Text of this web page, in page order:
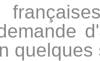
quelques